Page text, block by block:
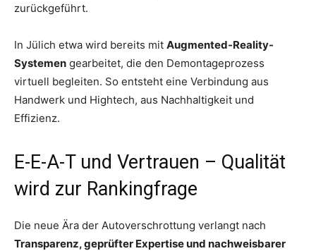
zurückgeführt.
In Jülich etwa wird bereits mit Augmented-Reality-
Systemen gearbeitet, die den Demontageprozess
virtuell begleiten. So entsteht eine Verbindung aus
Handwerk und Hightech, aus Nachhaltigkeit und
Effizienz.
E-E-A-T und Vertrauen – Qualität
wird zur Rankingfrage
Die neue Ära der Autoverschrottung verlangt nach
Transparenz, geprüfter Expertise und nachweisbarer